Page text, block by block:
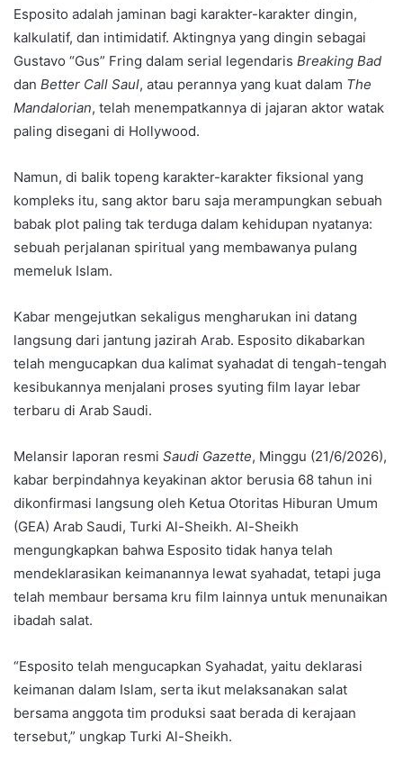
Esposito adalah jaminan bagi karakter-karakter dingin,
kalkulatif, dan intimidatif. Aktingnya yang dingin sebagai
Gustavo “Gus” Fring dalam serial legendaris Breaking Bad
dan Better Call Saul, atau perannya yang kuat dalam The
Mandalorian, telah menempatkannya di jajaran aktor watak
paling disegani di Hollywood.
Namun, di balik topeng karakter-karakter fiksional yang
kompleks itu, sang aktor baru saja merampungkan sebuah
babak plot paling tak terduga dalam kehidupan nyatanya:
sebuah perjalanan spiritual yang membawanya pulang
memeluk Islam.
Kabar mengejutkan sekaligus mengharukan ini datang
langsung dari jantung jazirah Arab. Esposito dikabarkan
telah mengucapkan dua kalimat syahadat di tengah-tengah
kesibukannya menjalani proses syuting film layar lebar
terbaru di Arab Saudi.
Melansir laporan resmi Saudi Gazette, Minggu (21/6/2026),
kabar berpindahnya keyakinan aktor berusia 68 tahun ini
dikonfirmasi langsung oleh Ketua Otoritas Hiburan Umum
(GEA) Arab Saudi, Turki Al-Sheikh. Al-Sheikh
mengungkapkan bahwa Esposito tidak hanya telah
mendeklarasikan keimanannya lewat syahadat, tetapi juga
telah membaur bersama kru film lainnya untuk menunaikan
ibadah salat.
“Esposito telah mengucapkan Syahadat, yaitu deklarasi
keimanan dalam Islam, serta ikut melaksanakan salat
bersama anggota tim produksi saat berada di kerajaan
tersebut,” ungkap Turki Al-Sheikh.